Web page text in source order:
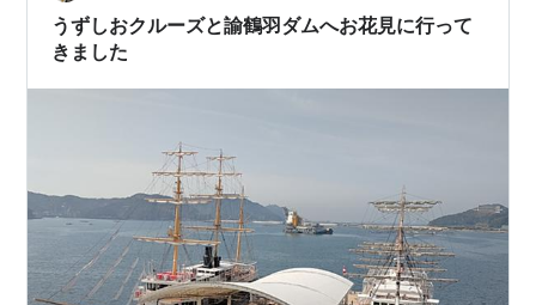
た。 古池から東の方向…
うずしおクルーズと諭鶴羽ダムへお花見に行って
きました